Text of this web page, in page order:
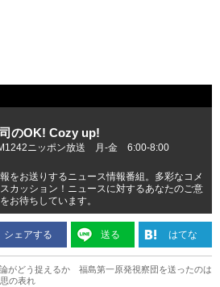
のOK! Cozy up!
ニッポン放送 月-金 6:00-8:00
をお送りするニュース情報番組。多彩なコメ
カッション！ニュースに対するあなたのご意
お待ちしています。
シェアする 送る はてな
がどう捉えるか 福島第一原発視察団を送ったのは
思の表れ